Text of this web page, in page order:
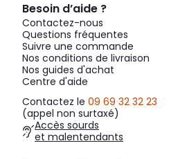
Besoin d’aide ?
Contactez-nous
Questions fréquentes
Suivre une commande
Nos conditions de livraison
Nos guides d'achat
Centre d'aide
Contactez le 09 69 32 32 23
(appel non surtaxé)
Accès sourds
et malentendants